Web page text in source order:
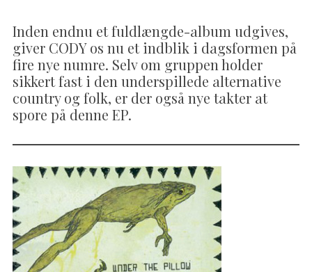
Inden endnu et fuldlængde-album udgives,
giver CODY os nu et indblik i dagsformen på
fire nye numre. Selv om gruppen holder
sikkert fast i den underspillede alternative
country og folk, er der også nye takter at
spore på denne EP.